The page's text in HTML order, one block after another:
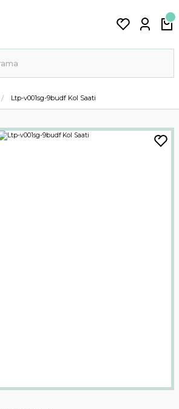
Ltp-v001sg-9budf Kol Saati